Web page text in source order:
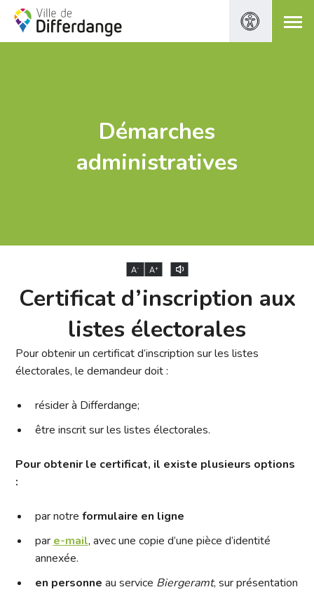
Démarches
administratives
A- A+
Certificat d’inscription aux
listes électorales
Pour obtenir un certificat d’inscription sur les listes
électorales, le demandeur doit :
résider à Differdange;
être inscrit sur les listes électorales.
Pour obtenir le certificat, il existe plusieurs options
:
par notre formulaire en ligne
par e-mail, avec une copie d’une pièce d’identité
annexée.
en personne au service Biergeramt, sur présentation